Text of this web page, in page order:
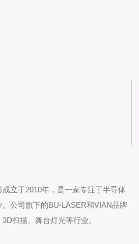
立于2010年，是一家专注于半导体
公司旗下的BU-LASER和VIAN品牌
扫描、舞台灯光等行业。